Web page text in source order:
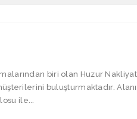
biri olan Huzur Nakliyat
buluşturmaktadır.
ile...